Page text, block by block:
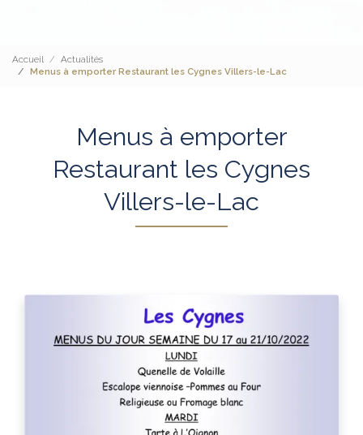
Accueil
Actualités
Menus à emporter Restaurant les Cygnes Villers-le-Lac
Menus à emporter
Restaurant les Cygnes
Villers-le-Lac